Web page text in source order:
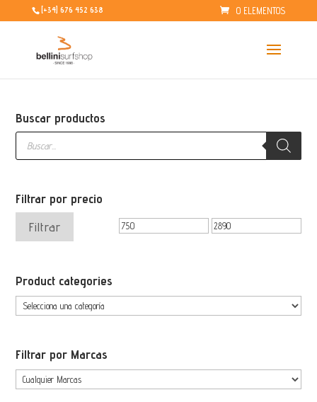
[+34] 676 452 638 0 ELEMENTOS
Buscar productos
Búsqueda
productos
Filtrar por precio
Precio
Precio
Filtrar
Product categories
Filtrar por Marcas